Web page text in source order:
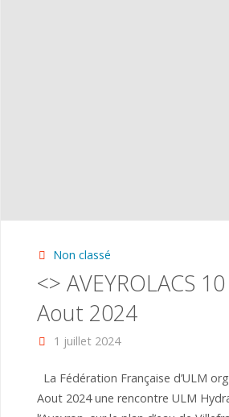
Non classé
<> AVEYROLACS
Aout 2024
1 juillet 2024
La Fédération Française d’ULM
Aout 2024 une rencontre ULM